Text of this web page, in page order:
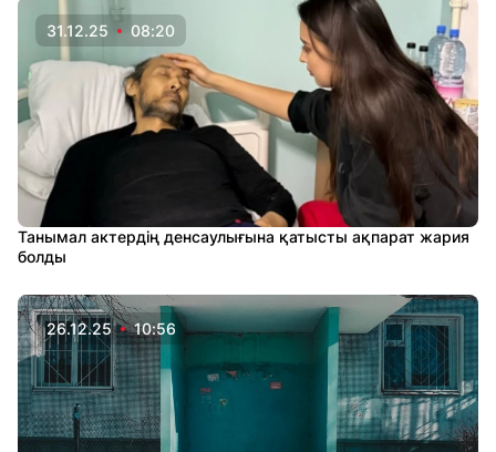
31.12.25 08:20
Танымал актердің денсаулығына қатысты ақпарат жария
болды
26.12.25 10:56